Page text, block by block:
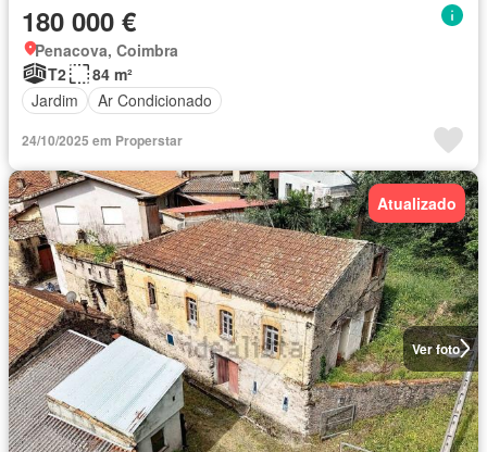
180 000 €
Penacova, Coimbra
T2
84 m²
Jardim
Ar Condicionado
24/10/2025 em Properstar
Ver foto
Atualizado